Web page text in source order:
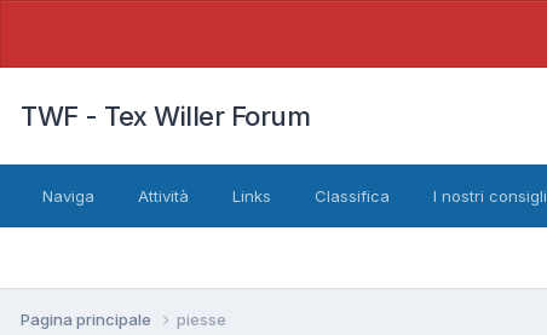
TWF - Tex Willer Forum
Naviga Attività Links Classifica I nostri consigli
Pagina principale piesse